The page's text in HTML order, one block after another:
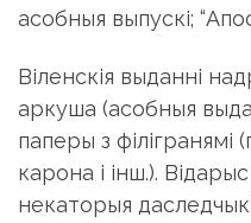
асобныя выпускі;
Віленскія выданні
аркуша (асобныя
паперы з філігранямі
карона і інш.).
некаторыя